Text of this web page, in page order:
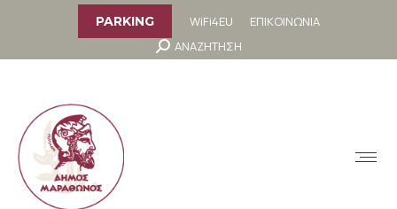
PARKING WiFi4EU
ΕΠΙΚΟΙΝΩΝΙΑ
Search:
ΑΝΑΖΗΤΗΣΗ